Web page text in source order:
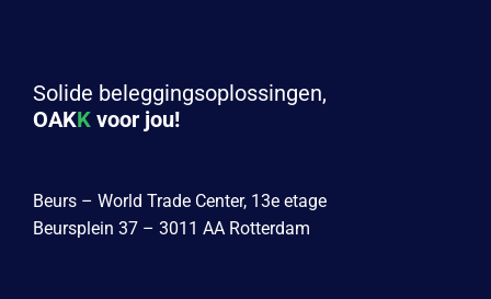
Solide beleggingsoplossingen,
OAKK voor jou!
Beurs – World Trade Center, 13e etage
Beursplein 37 – 3011 AA Rotterdam